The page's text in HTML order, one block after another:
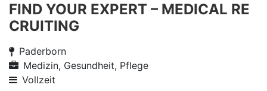
FIND YOUR EXPERT – MEDICAL RE
CRUITING
Paderborn
Medizin, Gesundheit, Pflege
Vollzeit